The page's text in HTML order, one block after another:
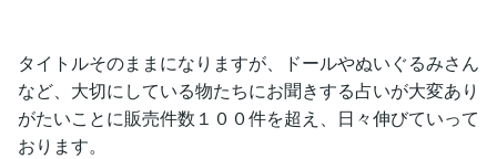
タイトルそのままになりますが、ドールやぬいぐるみさん
など、大切にしている物たちにお聞きする占いが大変あり
がたいことに販売件数１００件を超え、日々伸びていって
おります。